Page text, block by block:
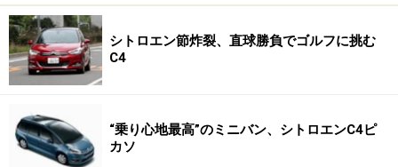
1.6Lでも分厚いトルクでよく走る
全高1490mm
シトロエン節炸裂、直球勝負でゴルフに挑む
C4
“乗り心地最高”のミニバン、シトロエンC4ピ
カソ